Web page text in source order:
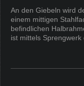
An den Giebeln wird
einem mittigen
befindlichen
ist mittels Sprengwerk